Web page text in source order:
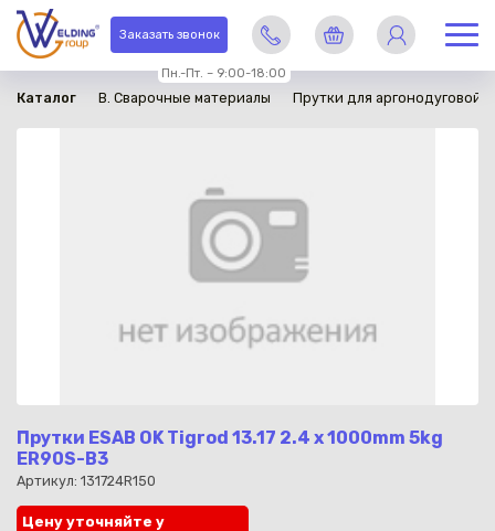
Заказать звонок
Пн.-Пт. – 9:00-18:00
Каталог B. Сварочные материалы Прутки для аргонодуговой
Прутки ESAB OK Tigrod 13.17 2.4 x 1000mm 5kg
ER90S-B3
Артикул: 131724R150
в наличии
Цену уточняйте у